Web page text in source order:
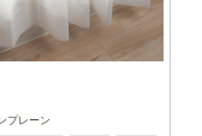
プレーン